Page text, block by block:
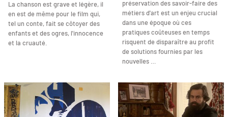
La chanson est grave et légère, il
en est de même pour le film qui,
tel un conte, fait se côtoyer des
enfants et des ogres, l'innocence
et la cruauté.
préservation des savoir-faire des
métiers d'art est un enjeu crucial
dans une époque où ces
pratiques coûteuses en temps
risquent de disparaître au profit
de solutions fournies par les
nouvelles …